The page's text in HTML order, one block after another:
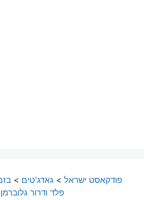
פודקאסט ישראל >גאדג'טים >
פלד ודרור גלוברמן